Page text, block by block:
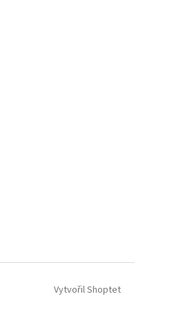
Vytvořil Shoptet